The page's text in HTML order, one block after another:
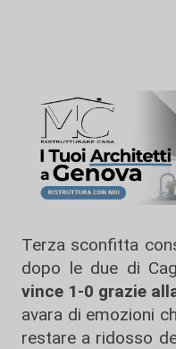
Terza sconfitta
dopo le due di
vince 1-0 grazie
avara di emozioni
restare a ridosso